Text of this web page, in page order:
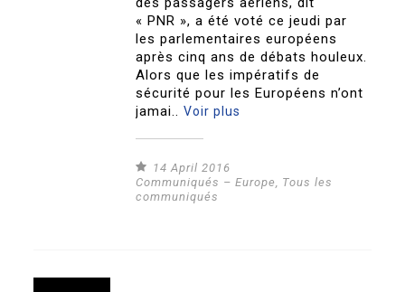
« PNR », a été voté ce jeudi par
les parlementaires européens
après cinq ans de débats houleux.
Alors que les impératifs de
sécurité pour les Européens n’ont
jamai..Voir plus
14 April 2016
Communiqués – Europe, Tous les
communiqués